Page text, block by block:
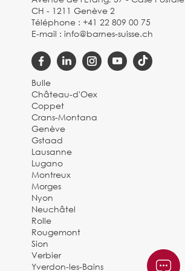
CH - 1211 Genève 2
Téléphone :+41 22 809 00 75
E-mail :info@barnes-suisse.ch
Bulle
Château-d'Oex
Coppet
Crans-Montana
Genève
Gstaad
Lausanne
Lugano
Montreux
Morges
Nyon
Neuchâtel
Rolle
Rougemont
Sion
Verbier
Yverdon-les-Bains